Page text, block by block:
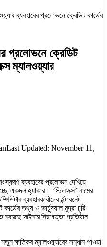
ব্যবহারের প্রলোভনে ক্রেডিট কার্ডের
প্রলোভনে ক্রেডিট
ম্যালওয়্যার
Last Updated: November 11,
ব্যবহারের প্রলোভন দেখিয়ে
একদল হ্যাকার। ‘স্টিলফক্স’ নামের
ব্যবহারকারীদের ইন্টারনেট
তথ্য ও ভার্চ্যুয়াল মুদ্রা চুরি
সাইবার নিরাপত্তা প্রতিষ্ঠান
ক্ষতিকর ম্যালওয়্যারের সন্ধান পাওয়া